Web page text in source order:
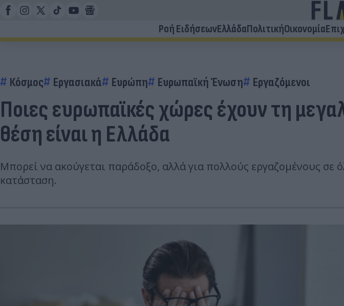
Ροή ΕιδήσεωνΕλλάδαΠολιτικήΟικονομία
Κόσμος Εργασιακά Ευρώπη Ευρωπαϊκή Ένωση Εργαζόμενοι
Ποιες ευρωπαϊκές χώρες έχουν τη
θέση είναι η Ελλάδα
Μπορεί να ακούγεται παράδοξο, αλλά για πολλούς εργαζομένους
κατάσταση.